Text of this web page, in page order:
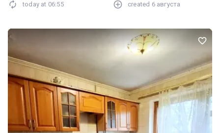
today at 06:55 created 6 августа